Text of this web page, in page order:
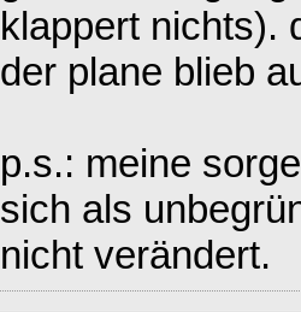
klappert nichts).
der plane blieb
p.s.: meine
sich als
nicht verändert.